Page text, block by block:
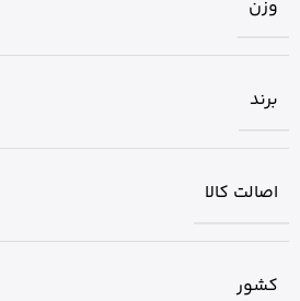
وزن
برند
اصالت کالا
کشور